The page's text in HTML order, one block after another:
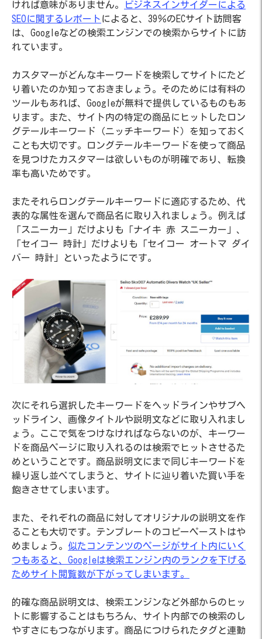
ければ意味がありません。
ビジネスインサイダーによる
SEOに関するレポート によると、39％のECサイト訪問客
は、Googleなどの検索エンジンでの検索からサイトに訪
れています。
カスタマーがどんなキーワードを検索してサイトにたど
り着いたのか知っておきましょう。そのためには有料の
ツールもあれば、Googleが無料で提供しているものもあ
ります。また、サイト内の特定の商品にヒットしたロン
グテールキーワード（ニッチキーワード）を知っておく
ことも大切です。ロングテールキーワードを使って商品
を見つけたカスタマーは欲しいものが明確であり、転換
率も高いためです。
またそれらロングテールキーワードに適応するため、代
表的な属性を選んで商品名に取り入れましょう。例えば
「スニーカー」だけよりも「ナイキ 赤 スニーカー」、
「セイコー 時計」だけよりも「セイコー オートマ ダイ
バー 時計」といったようにです。
次にそれら選択したキーワードをヘッドラインやサブヘ
ッドライン、画像タイトルや説明文などに取り入れまし
ょう。ここで気をつけなければならないのが、キーワー
ドを商品ページに取り入れるのは検索でヒットさせるた
めということです。商品説明文にまで同じキーワードを
繰り返し並べてしまうと、サイトに辿り着いた買い手を
飽きさせてしまいます。
また、それぞれの商品に対してオリジナルの説明文を作
ることも大切です。テンプレートのコピーペーストはや
めましょう。 似たコンテンツのページがサイト内にいく
つもあると、Googleは検索エンジン内のランクを下げる
ためサイト閲覧数が下がってしまいます。
的確な商品説明文は、検索エンジンなど外部からのヒッ
トに影響することはもちろん、サイト内部での検索のし
やすさにもつながります。商品につけられたタグと連動